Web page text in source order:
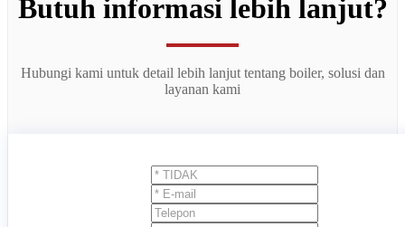
Butuh informasi lebih lanjut?
Hubungi kami untuk detail lebih lanjut tentang boiler, solusi dan
layanan kami